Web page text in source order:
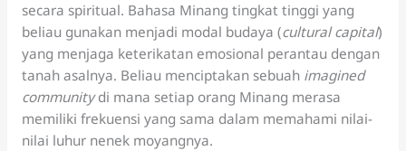
secara spiritual. Bahasa Minang tingkat tinggi yang
beliau gunakan menjadi modal budaya (cultural capital)
yang menjaga keterikatan emosional perantau dengan
tanah asalnya. Beliau menciptakan sebuah imagined
communitydi mana setiap orang Minang merasa
memiliki frekuensi yang sama dalam memahami nilai-
nilai luhur nenek moyangnya.